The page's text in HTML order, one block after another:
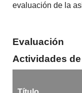
evaluación de la
Evaluación
Actividades